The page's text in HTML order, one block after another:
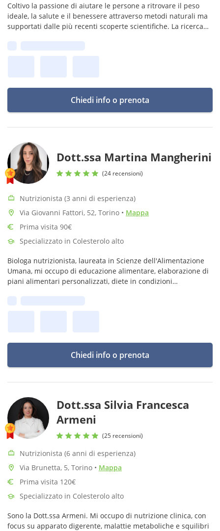
Coltivo la passione di aiutare le persone a ritrovare il peso
ideale, la salute e il benessere attraverso metodi naturali ma
supportati dalle più recenti scoperte scientifiche. La ricerca
Chiedi info o prenota
Dott.ssa Martina Mangherini
(24 recensioni)
Nutrizionista (3 anni di esperienza)
Via Giovanni Fattori, 52, Torino • Mappa
Prima visita 90€
Specializzato in Colesterolo alto
Biologa nutrizionista, laureata in Scienze dell'Alimentazione
Umana, mi occupo di educazione alimentare, elaborazione di
piani alimentari personalizzati, diete in condizioni
Chiedi info o prenota
Dott.ssa Silvia Francesca
Armeni
(25 recensioni)
Nutrizionista (6 anni di esperienza)
Via Brunetta, 5, Torino • Mappa
Prima visita 120€
Specializzato in Colesterolo alto
Sono la Dott.ssa Armeni. Mi occupo di nutrizione clinica, con
focus su apparato digerente, malattie metaboliche e squilibri